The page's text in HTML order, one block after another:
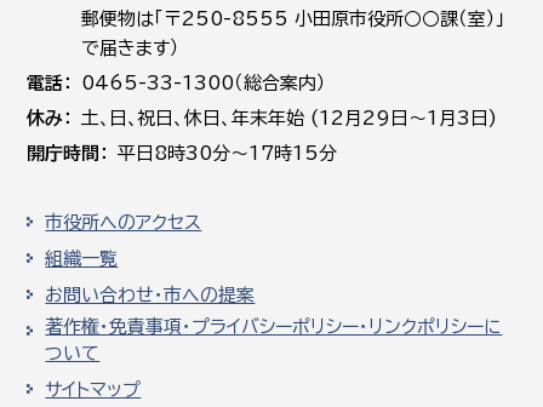
郵便物は「〒250-8555 小田原市役所○○課（室）」
で届きます）
電話
0465-33-1300（総合案内）
休み
土､日､祝日、休日、年末年始 (12月29日～1月3日)
開庁時間
平日8時30分～17時15分
市役所へのアクセス
組織一覧
お問い合わせ・市への提案
著作権・免責事項・プライバシーポリシー・リンクポリシーに
ついて
サイトマップ